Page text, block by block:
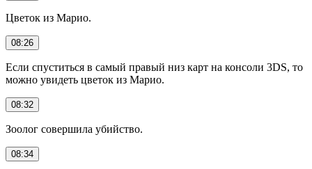
Цветок из Марио.
08:26
Если спуститься в самый правый низ карт на консоли 3DS, то
можно увидеть цветок из Марио.
08:32
Зоолог совершила убийство.
08:34